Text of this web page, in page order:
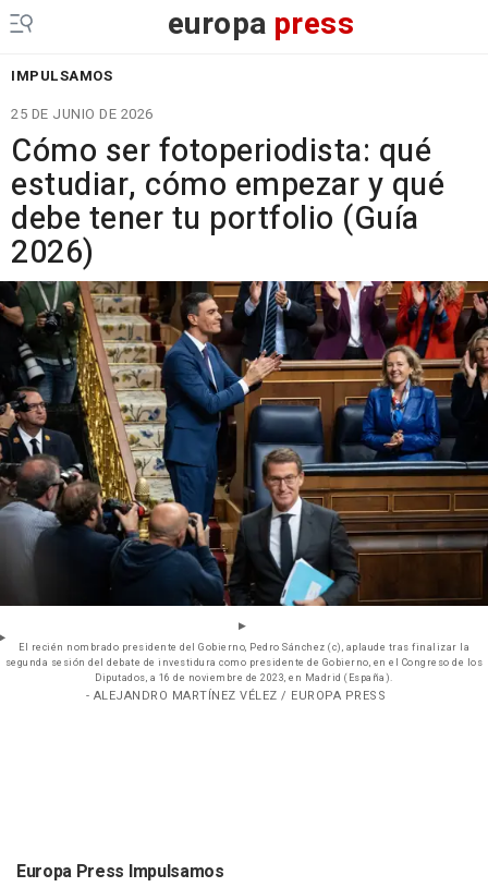
europa press
IMPULSAMOS
25 DE JUNIO DE 2026
Cómo ser fotoperiodista: qué
estudiar, cómo empezar y qué
debe tener tu portfolio (Guía
2026)
El recién nombrado presidente del Gobierno, Pedro Sánchez (c), aplaude tras finalizar la
segunda sesión del debate de investidura como presidente de Gobierno, en el Congreso de los
Diputados, a 16 de noviembre de 2023, en Madrid (España).
- ALEJANDRO MARTÍNEZ VÉLEZ / EUROPA PRESS
Europa Press Impulsamos